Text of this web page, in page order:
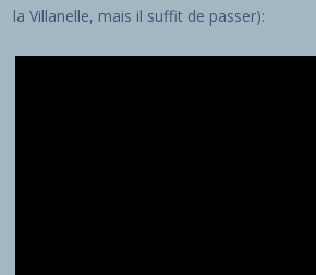
la Villanelle, mais il suffit de passer):